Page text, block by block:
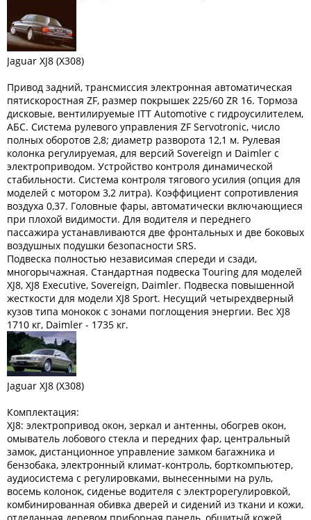
Jaguar XJ8 (X308)
Привод задний, трансмиссия электронная автоматическая
пятискоростная ZF, размер покрышек 225/60 ZR 16. Тормоза
дисковые, вентилируемые ITT Automotive с гидроусилителем,
АБС. Система рулевого управления ZF Servotronic, число
полных оборотов 2,8; диаметр разворота 12,1 м. Рулевая
колонка регулируемая, для версий Sovereign и Daimler с
электроприводом. Устройство контроля динамической
стабильности. Система контроля тягового усилия (опция для
моделей с мотором 3,2 литра). Коэффициент сопротивления
воздуха 0,37. Головные фары, автоматически включающиеся
при плохой видимости. Для водителя и переднего
пассажира устанавливаются две фронтальных и две боковых
воздушных подушки безопасности SRS.
Подвеска полностью независимая спереди и сзади,
многорычажная. Стандартная подвеска Touring для моделей
XJ8, XJ8 Executive, Sovereign, Daimler. Подвеска повышенной
жесткости для модели XJ8 Sport. Несущий четырехдверный
кузов типа монокок с зонами поглощения энергии. Вес XJ8
1710 кг, Daimler - 1735 кг.
Jaguar XJ8 (X308)
Комплектация:
XJ8: электропривод окон, зеркал и антенны, обогрев окон,
омыватель лобового стекла и передних фар, центральный
замок, дистанционное управление замком багажника и
бензобака, электронный климат-контроль, борткомпьютер,
аудиосистема с регулировками, вынесенными на руль,
восемь колонок, сиденье водителя с электрорегулировкой,
комбинированная обивка дверей и сидений из ткани и кожи,